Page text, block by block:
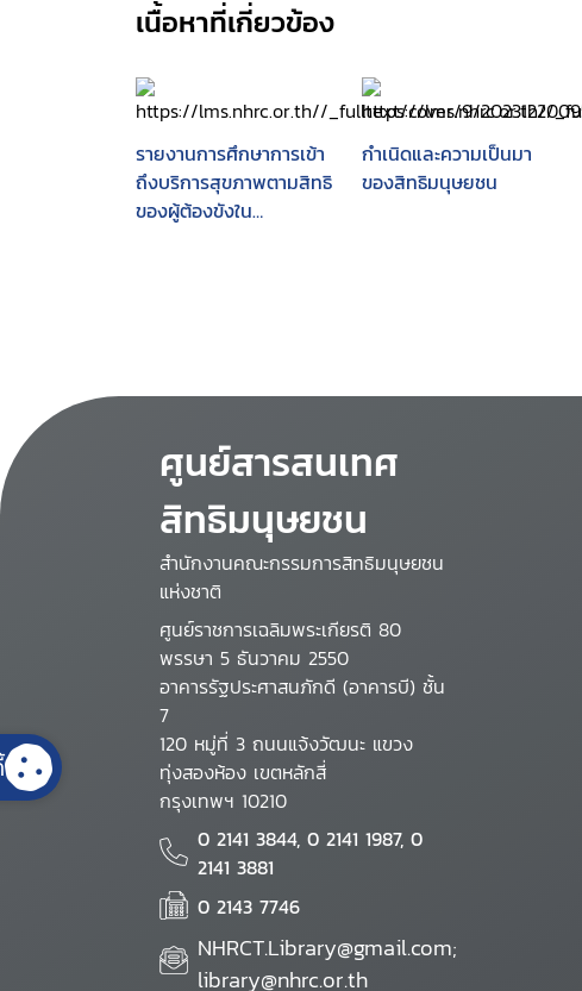
เนื้อหาที่เกี่ยวข้อง
รายงานการศึกษาการเข้า
ถึงบริการสุขภาพตามสิทธิ
ของผู้ต้องขังใน
กำเนิดและความเป็นมา
ของสิทธิมนุษยชน
ศูนย์สารสนเทศ
สิทธิมนุษยชน
สำนักงานคณะกรรมการสิทธิมนุษยชน
แห่งชาติ
ศูนย์ราชการเฉลิมพระเกียรติ 80
พรรษา 5 ธันวาคม 2550
อาคารรัฐประศาสนภักดี (อาคารบี) ชั้น
7
120 หมู่ที่ 3 ถนนแจ้งวัฒนะ แขวง
ทุ่งสองห้อง เขตหลักสี่
กรุงเทพฯ 10210
0 2141 3844, 0 2141 1987, 0
2141 3881
0 2143 7746
NHRCT.Library@gmail.com;
library@nhrc.or.th